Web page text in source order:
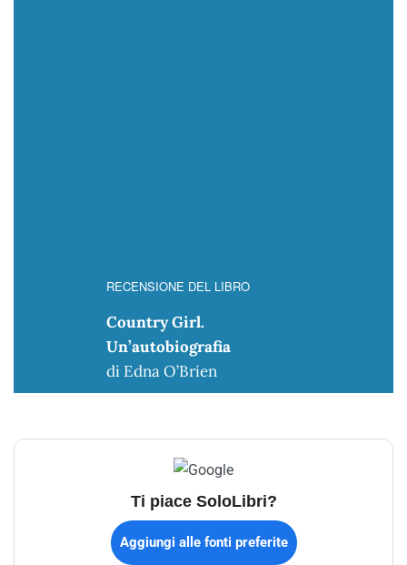
RECENSIONE DEL LIBRO
Country Girl.
Un’autobiografia
di Edna O’Brien
Ti piace SoloLibri?
Aggiungi alle fonti preferite